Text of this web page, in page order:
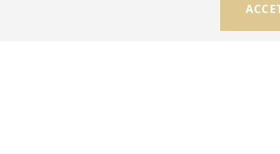
© Copyright MAV Arreda s.r.l. | P.IVA IT05919160969